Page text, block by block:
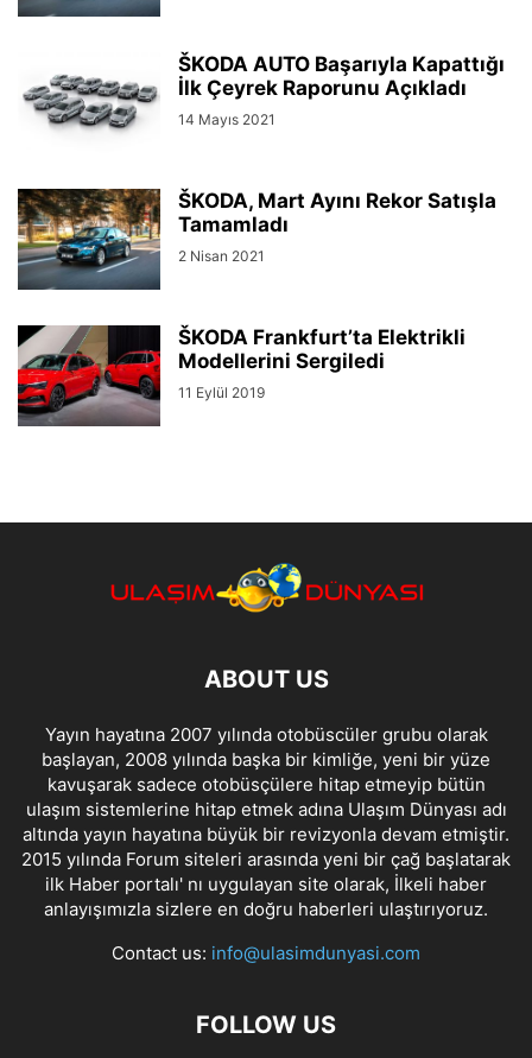
ŠKODA AUTO Başarıyla Kapattığı
İlk Çeyrek Raporunu Açıkladı
14 Mayıs 2021
ŠKODA, Mart Ayını Rekor Satışla
Tamamladı
2 Nisan 2021
ŠKODA Frankfurt’ta Elektrikli
Modellerini Sergiledi
11 Eylül 2019
ABOUT US
Yayın hayatına 2007 yılında otobüscüler grubu olarak
başlayan, 2008 yılında başka bir kimliğe, yeni bir yüze
kavuşarak sadece otobüsçülere hitap etmeyip bütün
ulaşım sistemlerine hitap etmek adına Ulaşım Dünyası adı
altında yayın hayatına büyük bir revizyonla devam etmiştir.
2015 yılında Forum siteleri arasında yeni bir çağ başlatarak
ilk Haber portalı' nı uygulayan site olarak, İlkeli haber
anlayışımızla sizlere en doğru haberleri ulaştırıyoruz.
Contact us: info@ulasimdunyasi.com
FOLLOW US